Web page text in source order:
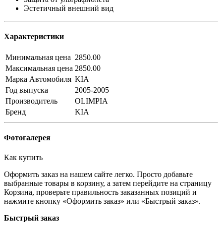
Эстетичный внешний вид
Характеристики
Минимальная цена 2850.00
Максимальная цена 2850.00
Марка Автомобиля KIA
Год выпуска
2005-2005
Производитель
OLIMPIA
Бренд
KIA
Фотогалерея
Как купить
Оформить заказ на нашем сайте легко. Просто добавьте
выбранные товары в корзину, а затем перейдите на страницу
Корзина, проверьте правильность заказанных позиций и
нажмите кнопку «Оформить заказ» или «Быстрый заказ».
Быстрый заказ